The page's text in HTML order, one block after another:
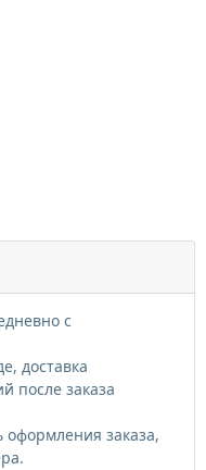
с
доставка
после заказа
оформления заказа,